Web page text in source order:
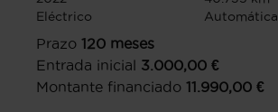
Eléctrico
Automática
Prazo 120 meses
Entrada inicial 3.000,00 €
Montante financiado 11.990,00 €